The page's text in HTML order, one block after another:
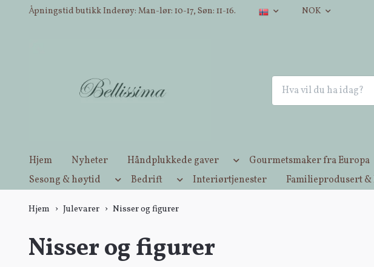
Åpningstid butikk Inderøy: Man-lør: 10-17, Søn: 11-16. NOK
Hjem Nyheter Håndplukkede gaver Gourmetsmaker fra Europa
Sesong & høytid
Bedrift Interiørtjenester Familieprodusert
Hjem Julevarer Nisser og figurer
Nisser og figurer